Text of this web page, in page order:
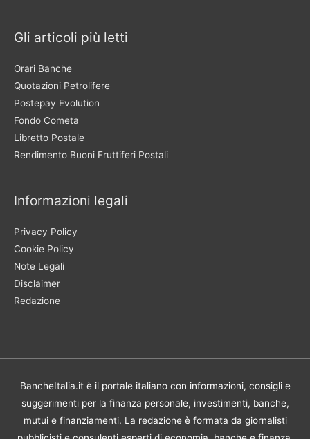
Gli articoli più letti
Orari Banche
Quotazioni Petrolifere
Postepay Evolution
Fondo Cometa
Libretto Postale
Rendimento Buoni Fruttiferi Postali
Informazioni legali
Privacy Policy
Cookie Policy
Note Legali
Disclaimer
Redazione
BancheItalia.it è il portale italiano con informazioni, consigli e
suggerimenti per la finanza personale, investimenti, banche,
mutui e finanziamenti. La redazione è formata da giornalisti